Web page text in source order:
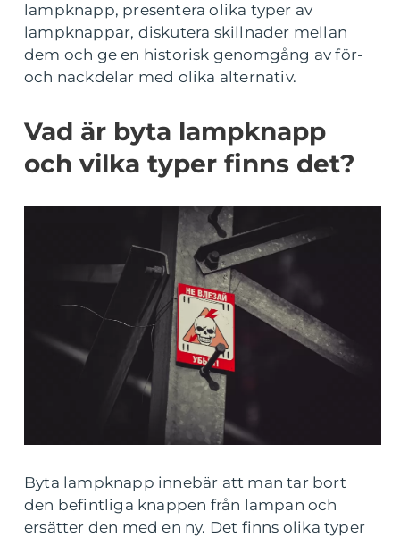
lampknapp, presentera olika typer av
lampknappar, diskutera skillnader mellan
dem och ge en historisk genomgång av för-
och nackdelar med olika alternativ.
Vad är byta lampknapp
och vilka typer finns det?
Byta lampknapp innebär att man tar bort
den befintliga knappen från lampan och
ersätter den med en ny. Det finns olika typer